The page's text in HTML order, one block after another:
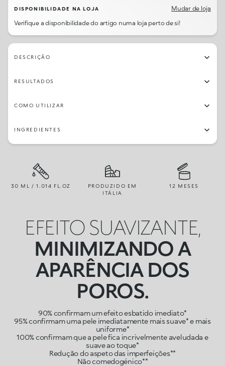
DISPONIBILIDADE NA LOJA
Mudar de loja
Verifique a disponibilidade do artigo numa loja perto de si!
DESCRIÇÃO
RESULTADOS
COMO UTILIZAR
INGREDIENTES
30 ML / 1.014 FL.OZ
PRODUZIDO EM
ITÁLIA
12 MESES
EFEITO SUAVIZANTE,
MINIMIZANDO A
APARÊNCIA DOS
POROS.
90% confirmam um efeito esbatido imediato*
95% confirmam uma pele imediatamente mais suave* e mais
uniforme*
100% confirmam que a pele fica incrivelmente aveludada e
suave ao toque*
Redução do aspeto das imperfeições**
Não comedogénico**